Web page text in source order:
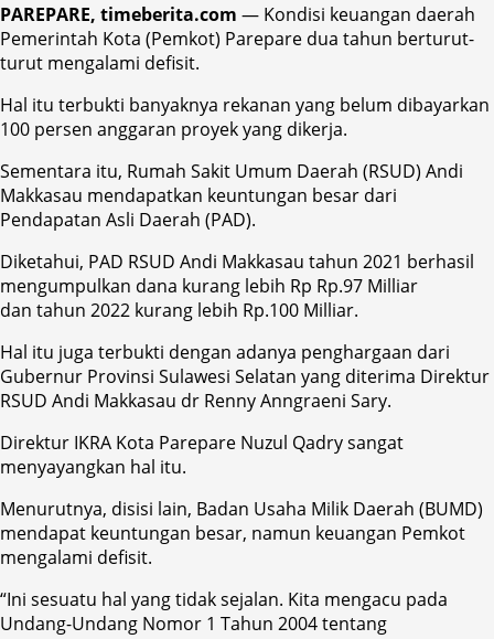
PAREPARE, timeberita.com — Kondisi keuangan daerah
Pemerintah Kota (Pemkot) Parepare dua tahun berturut-
turut mengalami defisit.
Hal itu terbukti banyaknya rekanan yang belum dibayarkan
100 persen anggaran proyek yang dikerja.
Sementara itu, Rumah Sakit Umum Daerah (RSUD) Andi
Makkasau mendapatkan keuntungan besar dari
Pendapatan Asli Daerah (PAD).
Diketahui, PAD RSUD Andi Makkasau tahun 2021 berhasil
mengumpulkan dana kurang lebih Rp Rp.97 Milliar
dan tahun 2022 kurang lebih Rp.100 Milliar.
Hal itu juga terbukti dengan adanya penghargaan dari
Gubernur Provinsi Sulawesi Selatan yang diterima Direktur
RSUD Andi Makkasau dr Renny Anngraeni Sary.
Direktur IKRA Kota Parepare Nuzul Qadry sangat
menyayangkan hal itu.
Menurutnya, disisi lain, Badan Usaha Milik Daerah (BUMD)
mendapat keuntungan besar, namun keuangan Pemkot
mengalami defisit.
“Ini sesuatu hal yang tidak sejalan. Kita mengacu pada
Undang-Undang Nomor 1 Tahun 2004 tentang